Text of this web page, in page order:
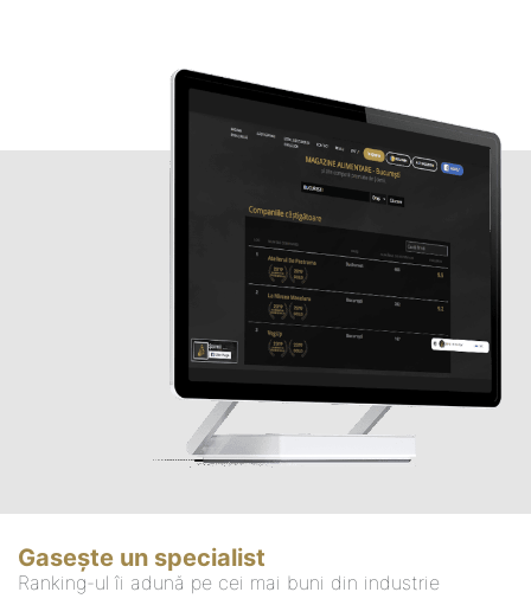
Gasește un specialist
Ranking-ul îi adună pe cei mai buni din industrie